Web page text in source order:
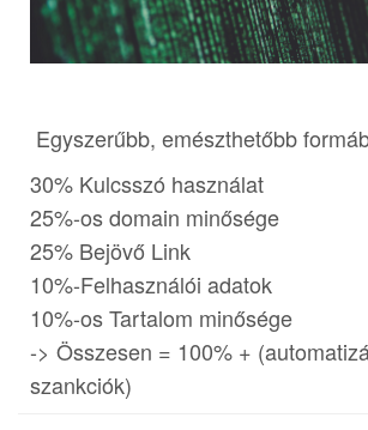
Egyszerűbb, emészthetőbb
30% Kulcsszó használat
25%-os domain minősége
25% Bejövő Link
10%-Felhasználói adatok
10%-os Tartalom minősége
-> Összesen = 100% +
szankciók)